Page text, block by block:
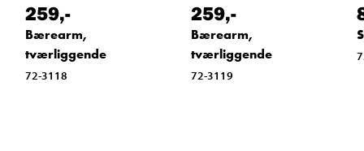
259,-
Bærearm,
tværliggende
72-3118
259,-
Bærearm,
tværliggende
72-3119